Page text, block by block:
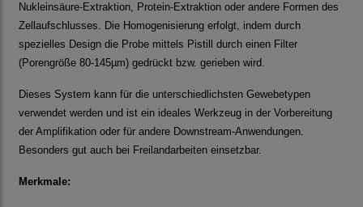
Nukleinsäure-Extraktion, Protein-Extraktion oder andere Formen des
Zellaufschlusses. Die Homogenisierung erfolgt, indem durch
spezielles Design die Probe mittels Pistill durch einen Filter
(Porengröße 80-145µm) gedrückt bzw. gerieben wird.
Dieses System kann für die unterschiedlichsten Gewebetypen
verwendet werden und ist ein ideales Werkzeug in der Vorbereitung
der Amplifikation oder für andere Downstream-Anwendungen.
Besonders gut auch bei Freilandarbeiten einsetzbar.
Merkmale: